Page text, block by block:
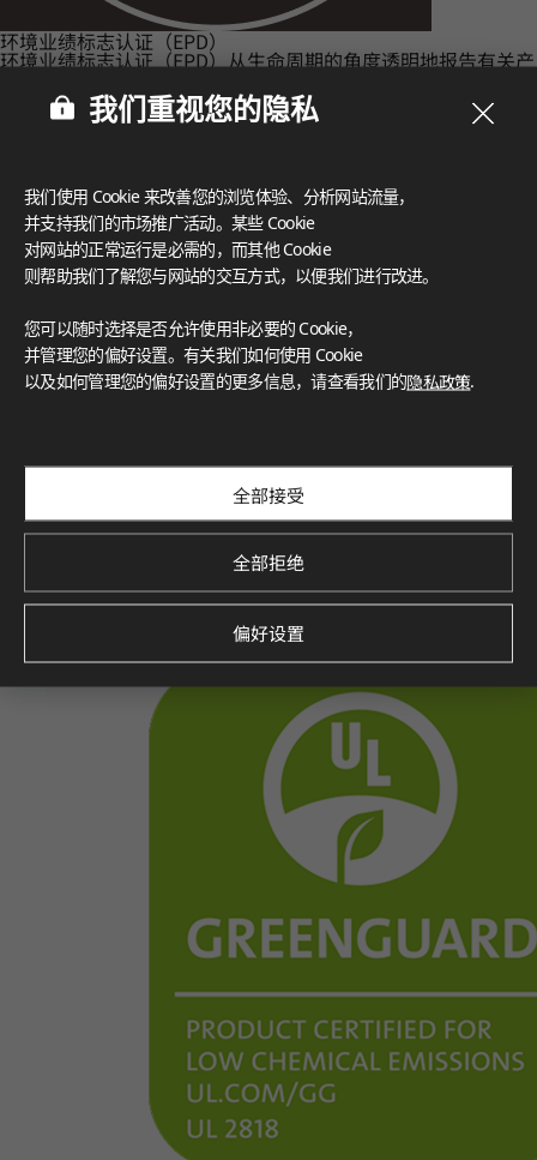
环境业绩标志认证（EPD）
环境业绩标志认证（EPD）从生命周期的角度透明地报告有关产
命周期（从产品规划和制造到使用后回收）进行环境影响分析来
制造环保产品。我们重视您的隐私
我们使用 Cookie 来改善您的浏览体验、分析网站流量，
并支持我们的市场推广活动。某些 Cookie
对网站的正常运行是必需的，而其他 Cookie
则帮助我们了解您与网站的交互方式，以便我们进行改进。
您可以随时选择是否允许使用非必要的 Cookie，
并管理您的偏好设置。有关我们如何使用 Cookie
以及如何管理您的偏好设置的更多信息，请查看我们的隐私政策.
全部接受
全部拒绝
偏好设置